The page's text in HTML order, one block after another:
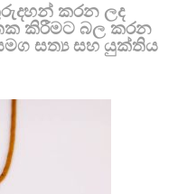
කරන ලද
කිරීමට බල කරන
සත්‍ය සහ යුක්තිය